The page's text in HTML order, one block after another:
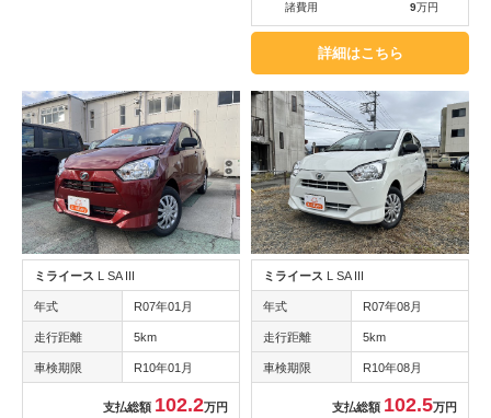
諸費用
9万円
詳細はこちら
ミライース L SA III
年式 R07年01月
走行距離 5km
車検期限 R10年01月
支払総額 102.2万円
ミライース L SA III
年式 R07年08月
走行距離 5km
車検期限 R10年08月
支払総額 102.5万円